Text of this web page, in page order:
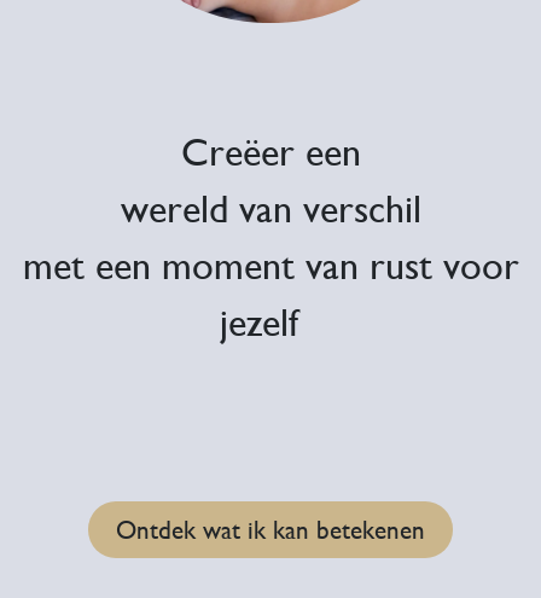
Creëer een
wereld van verschil
met een moment van rust voor
jezelf
Ontdek wat ik kan betekenen